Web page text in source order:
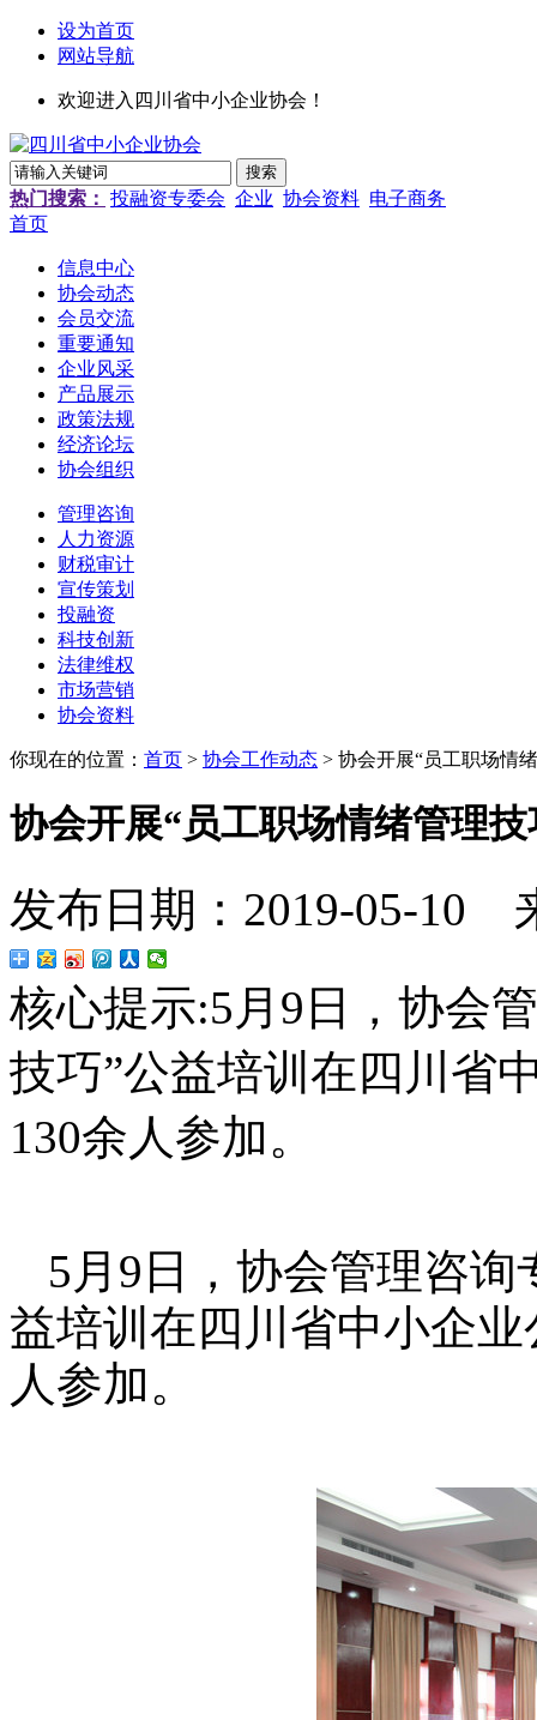
设为首页
网站导航
欢迎进入四川省中小企业协会！
热门搜索： 投融资专委会 企业 协会资料 电子商务
首页
信息中心
协会动态
会员交流
重要通知
企业风采
产品展示
政策法规
经济论坛
协会组织
管理咨询
人力资源
财税审计
宣传策划
投融资
科技创新
法律维权
市场营销
协会资料
你现在的位置： 首页 > 协会工作动态 > 协会开展“员工职场情
协会开展“员工职场情绪管理
发布日期：2019-05-10
核心提示:5月9日，协会
技巧”公益培训在四川省
130余人参加。
5 月9日，协会管理咨
益培训在四川省中小企
人参加。